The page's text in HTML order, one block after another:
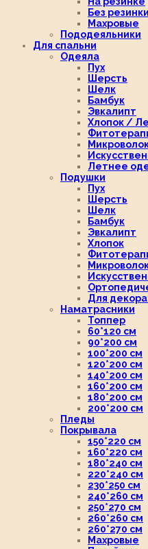
Без резинки
Махровые
Пододеяльники
Для спальни
Одеяла
Пух
Шерсть
Шелк
Бамбук
Эвкалипт
Хлопок /
Летнее
Подушки
Пух
Шерсть
Шелк
Бамбук
Эвкалипт
Хлопок
Для
Наматрасники
Топпер
60*120 см
90*200 см
100*200 см
120*200 см
140*200 см
160*200 см
180*200 см
200*200 см
Пледы
Покрывала
150*220 см
160*220 см
180*240 см
220*240 см
230*250 см
240*260 см
250*270 см
260*260 см
260*270 см
Махровые